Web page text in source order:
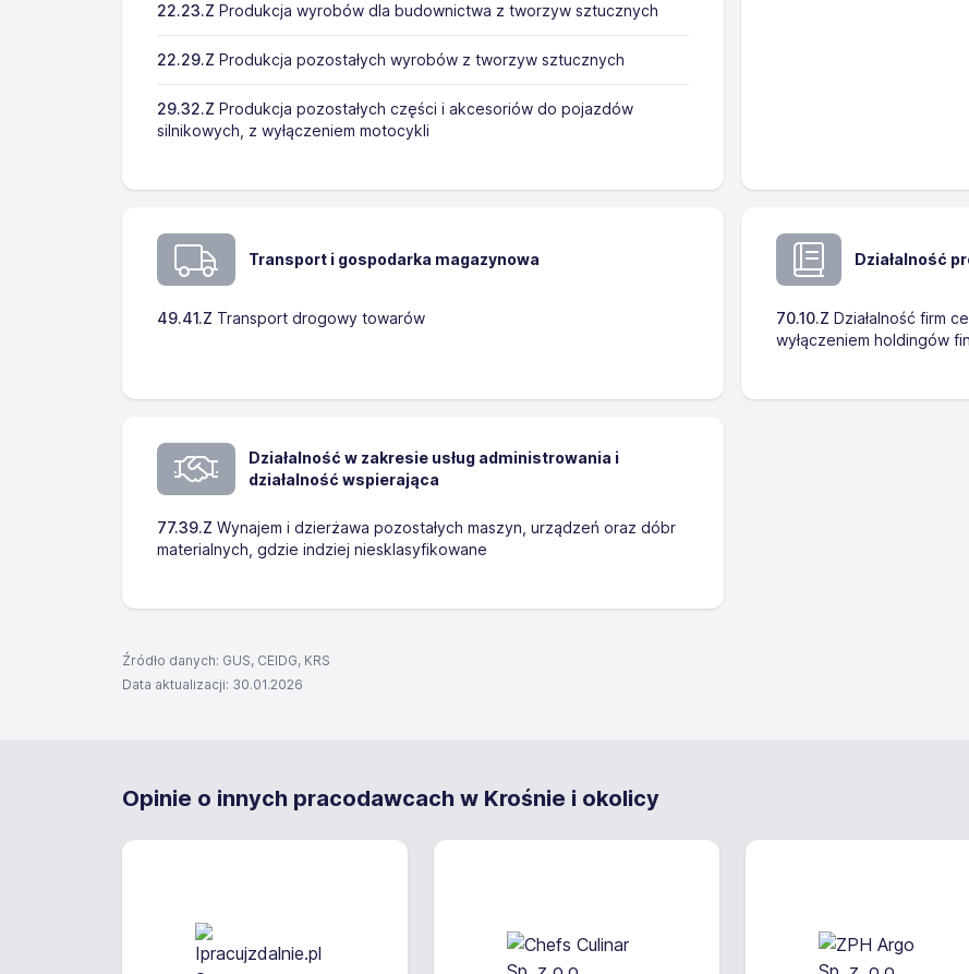
22.23.Z Produkcja wyrobów dla budownictwa z tworzyw sztucznych
22.29.Z Produkcja pozostałych wyrobów z tworzyw sztucznych
29.32.Z Produkcja pozostałych części i akcesoriów do pojazdów
silnikowych, z wyłączeniem motocykli
Transport i gospodarka magazynowa
49.41.Z Transport drogowy towarów
Działalność
70.10.Z Działalność firm
wyłączeniem holdingów
Działalność w zakresie usług administrowania i
działalność wspierająca
77.39.Z Wynajem i dzierżawa pozostałych maszyn, urządzeń oraz dóbr
materialnych, gdzie indziej niesklasyfikowane
Źródło danych: GUS, CEIDG, KRS
Data aktualizacji: 30.01.2026
Opinie o innych pracodawcach w Krośnie i okolicy